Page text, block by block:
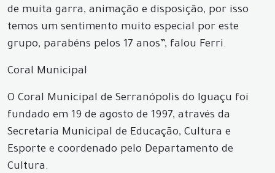
de muita garra, animação e disposição, por isso
temos um sentimento muito especial por este
grupo, parabéns pelos 17 anos”, falou Ferri.
Coral Municipal
O Coral Municipal de Serranópolis do Iguaçu foi
fundado em 19 de agosto de 1997, através da
Secretaria Municipal de Educação, Cultura e
Esporte e coordenado pelo Departamento de
Cultura.